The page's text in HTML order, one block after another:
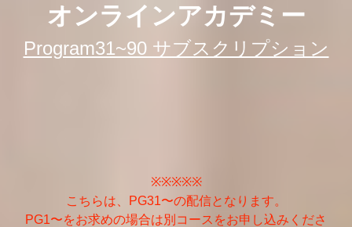
オンラインアカデミー
Program31~90 サブスクリプション
※※※※※
こちらは、PG31〜の配信となります。
PG1〜をお求めの場合は別コースをお申し込みくださ